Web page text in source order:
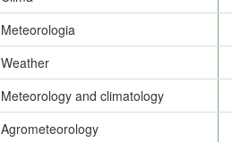
Meteorologia
Weather
Meteorology and climatology
Agrometeorology